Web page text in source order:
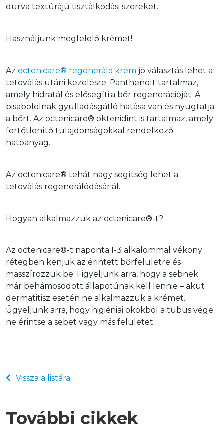
durva textúrájú tisztálkodási szereket.
Használjunk megfelelő krémet!
Az octenicare® regeneráló krém jó választás lehet a
tetoválás utáni kezelésre. Panthenolt tartalmaz,
amely hidratál és elősegíti a bőr regenerációját. A
bisabololnak gyulladásgátló hatása van és nyugtatja
a bőrt. Az octenicare® oktenidint is tartalmaz, amely
fertőtlenítő tulajdonságokkal rendelkező
hatóanyag.
Az octenicare® tehát nagy segítség lehet a
tetoválás regenerálódásánál.
Hogyan alkalmazzuk az octenicare®-t?
Az octenicare®-t naponta 1-3 alkalommal vékony
rétegben kenjük az érintett bőrfelületre és
masszírozzuk be. Figyeljünk arra, hogy a sebnek
már behámosodott állapotúnak kell lennie – akut
dermatitisz esetén ne alkalmazzuk a krémet.
Ügyeljünk arra, hogy higiéniai okokból a tubus vége
ne érintse a sebet vagy más felületet.
Vissza a listára
További cikkek